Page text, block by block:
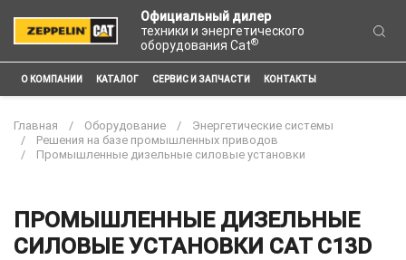
Официальный дилер
техники и энергетического
оборудования Cat®
О КОМПАНИИ КАТАЛОГ СЕРВИС И ЗАПЧАСТИ КОНТАКТЫ
Главная Оборудование
Энергетические системы
Решения на базе промышленных приводов
Промышленные дизельные силовые установки
ПРОМЫШЛЕННЫЕ ДИЗЕЛЬНЫЕ
СИЛОВЫЕ УСТАНОВКИ CAT C13D